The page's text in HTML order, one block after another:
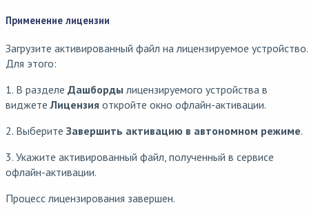
Применение лицензии
Загрузите активированный файл на лицензируемое устройство.
Для этого:
1. В разделе Дашборды лицензируемого устройства в
виджетеЛицензия откройте окно офлайн-активации.
2. Выберите Завершить активацию в автономном режиме.
3. Укажите активированный файл, полученный в сервисе
офлайн-активации.
Процесс лицензирования завершен.